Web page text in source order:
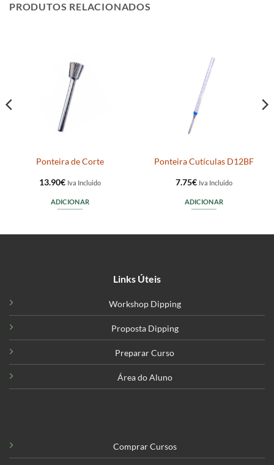
PRODUTOS RELACIONADOS
Ponteira de Corte
13.90€ Iva Incluido
ADICIONAR
Ponteira Cutículas D12BF
7.75€ Iva Incluido
ADICIONAR
Links Úteis
Workshop Dipping
Proposta Dipping
Preparar Curso
Área do Aluno
Comprar Cursos